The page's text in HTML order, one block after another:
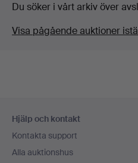
Du söker i vårt arkiv över
Visa pågående auktioner
Hjälp och kontakt
Kontakta support
Alla auktionshus